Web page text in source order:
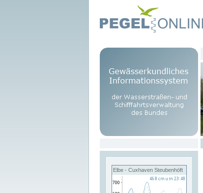
Elbe - Cuxhaven Steubenhöft